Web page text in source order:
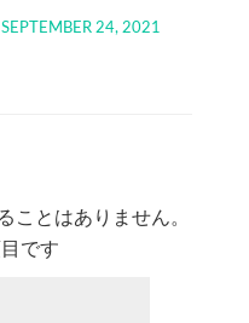
24, 2021
ことはありません。
です